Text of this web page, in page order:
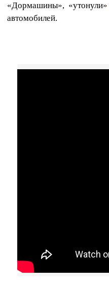
«Дормашины», «утонули»
автомобилей.